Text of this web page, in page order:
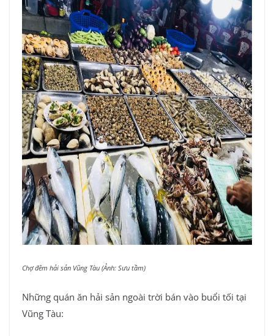
Chợ đêm hải sản Vũng Tàu (Ảnh: Sưu tầm)
Những quán ăn hải sản ngoài trời bán vào buổi tối tại
Vũng Tàu: